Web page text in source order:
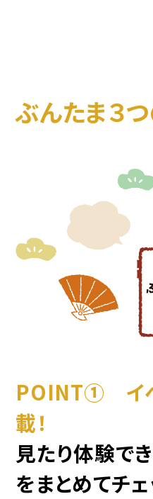
ぶんたま３
POINT① イ
載！
見たり体験で
をまとめてチ